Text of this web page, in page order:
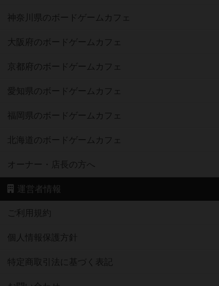
神奈川県のボードゲームカフェ
大阪府のボードゲームカフェ
京都府のボードゲームカフェ
愛知県のボードゲームカフェ
福岡県のボードゲームカフェ
北海道のボードゲームカフェ
オーナー・店長の方へ
運営者情報
ご利用規約
個人情報保護方針
特定商取引法に基づく表記